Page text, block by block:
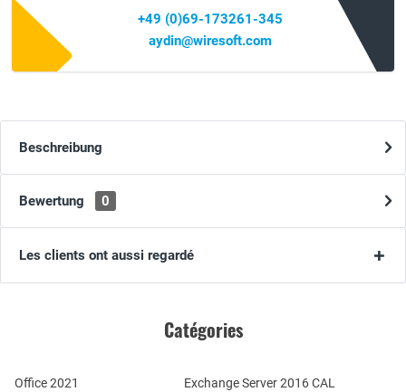
+49 (0)69-173261-345
aydin@wiresoft.com
Beschreibung
Bewertung 0
Les clients ont aussi regardé
Catégories
Office 2021
Exchange Server 2016 CAL